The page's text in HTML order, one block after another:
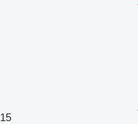
15